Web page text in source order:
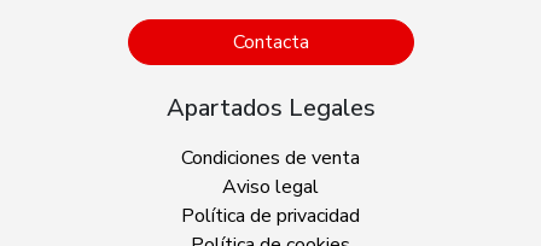
Contacta
Apartados Legales
Condiciones de venta
Aviso legal
Política de privacidad